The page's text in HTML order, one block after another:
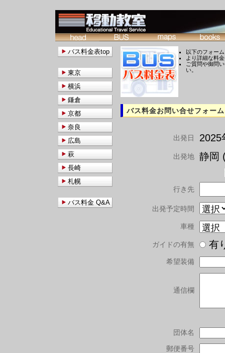
以下のフォー
より詳細な料
ご質問や御問
い。
バス料金お問い合せフォーム
出発日 2025
出発地 静岡
行き先
出発予定時間
車種
ガイドの有無
希望装備
通信欄
団体名
郵便番号
バス料金表top
東京
横浜
鎌倉
京都
奈良
広島
萩
長崎
札幌
バス料金 Q&A